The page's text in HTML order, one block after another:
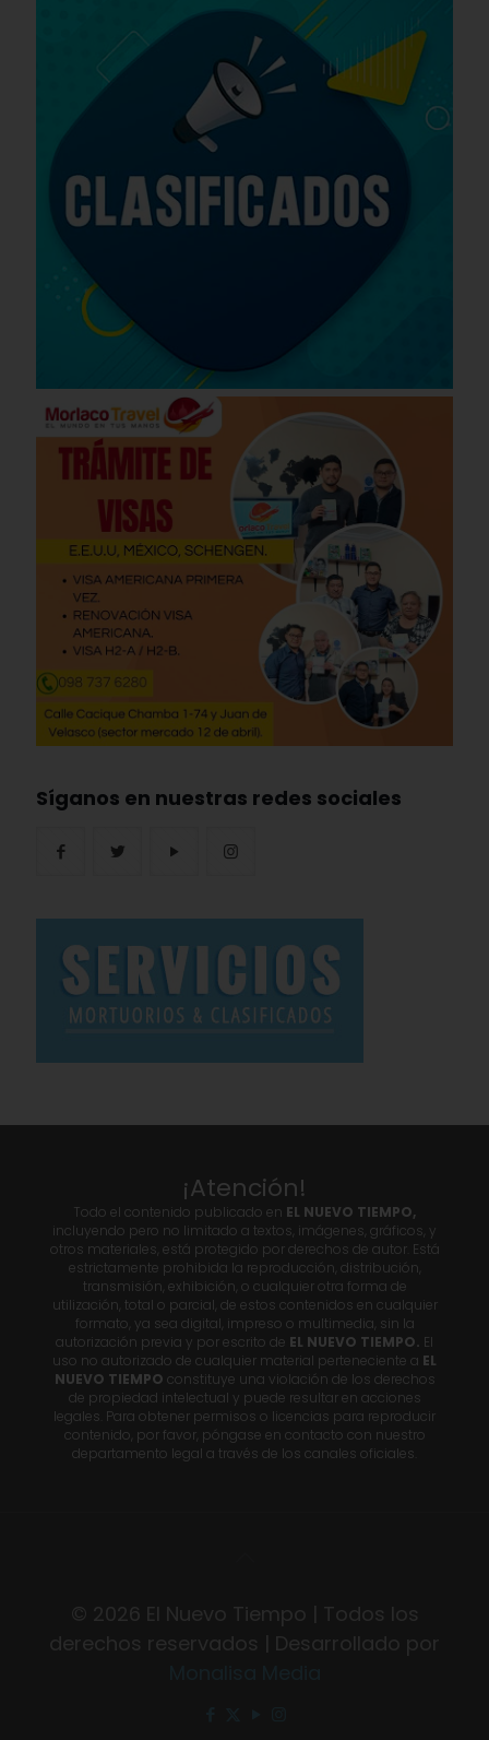
Síganos en nuestras redes sociales
¡Atención!
Todo el contenido publicado en EL NUEVO TIEMPO,
incluyendo pero no limitado a textos, imágenes, gráficos, y
otros materiales, está protegido por derechos de autor. Está
estrictamente prohibida la reproducción, distribución,
transmisión, exhibición, o cualquier otra forma de
utilización, total o parcial, de estos contenidos en cualquier
formato, ya sea digital, impreso o multimedia, sin la
autorización previa y por escrito de EL NUEVO TIEMPO. El
uso no autorizado de cualquier material perteneciente a EL
NUEVO TIEMPO constituye una violación de los derechos
de propiedad intelectual y puede resultar en acciones
legales. Para obtener permisos o licencias para reproducir
contenido, por favor, póngase en contacto con nuestro
departamento legal a través de los canales oficiales.
© 2026 El Nuevo Tiempo | Todos los
derechos reservados | Desarrollado por